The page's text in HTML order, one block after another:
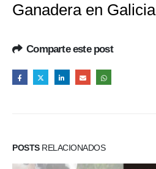
Ganadera en Galicia
Comparte este post
POSTSRELACIONADOS